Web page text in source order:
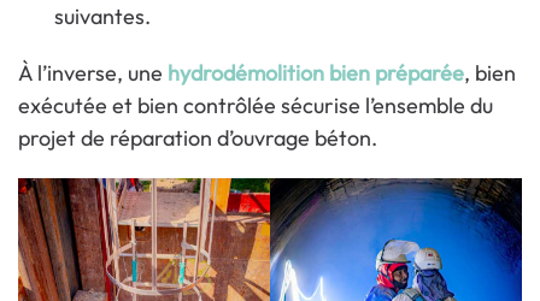
suivantes.
À l’inverse, une hydrodémolition bien préparée, bien
exécutée et bien contrôlée sécurise l’ensemble du
projet de réparation d’ouvrage béton.